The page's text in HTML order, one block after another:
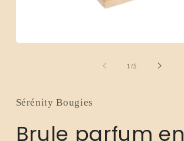
fenêtre
1/de
5
Sérénity Bougies
Brule parfum en